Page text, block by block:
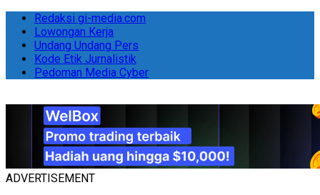
Redaksi gi-media.com
Lowongan Kerja
Undang Undang Pers
Kode Etik Jurnalistik
Pedoman Media Cyber
ADVERTISEMENT